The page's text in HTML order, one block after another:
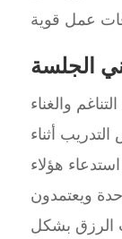
الجلسة
والغناء
أثناء
هؤلاء
ويعتمدون
الرزق بشكل